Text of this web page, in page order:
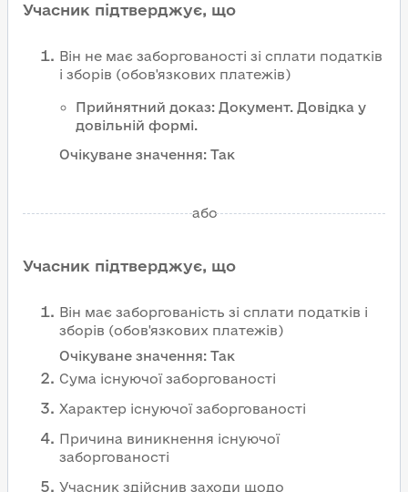
Учасник підтверджує, що
Він не має заборгованості зі сплати податків
і зборів (обов'язкових платежів)
Прийнятний доказ: Документ. Довідка у
довільній формі.
Очікуване значення: Так
або
Учасник підтверджує, що
Він має заборгованість зі сплати податків і
зборів (обов'язкових платежів)
Очікуване значення: Так
Сума існуючої заборгованості
Характер існуючої заборгованості
Причина виникнення існуючої
заборгованості
Учасник здійснив заходи щодо